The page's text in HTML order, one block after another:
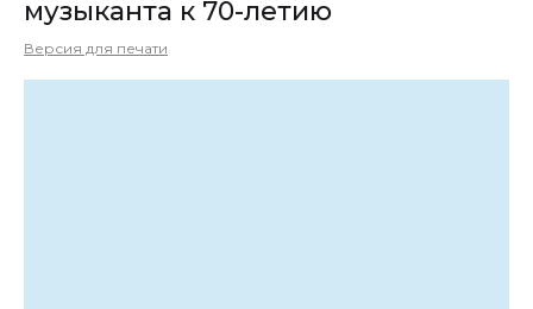
музыканта к 70-летию
Версия для печати